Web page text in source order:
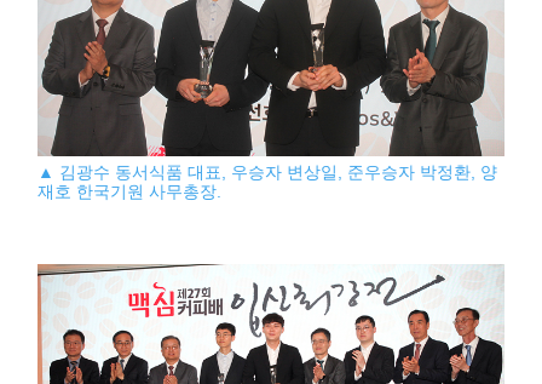
▲ 김광수 동서식품 대표, 우승자 변상일, 준우승자 박정환, 양
재호 한국기원 사무총장.